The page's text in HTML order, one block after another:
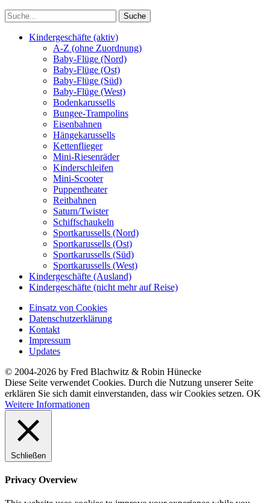
Kindergeschäfte (aktiv)
A-Z (ohne Zuordnung)
Baby-Flüge (Nord)
Baby-Flüge (Ost)
Baby-Flüge (Süd)
Baby-Flüge (West)
Bodenkarussells
Bungee-Trampolins
Eisenbahnen
Hängekarussells
Kettenflieger
Mini-Riesenräder
Kinderschleifen
Mini-Scooter
Puppentheater
Reitbahnen
Saturn/Twister
Schiffschaukeln
Sportkarussells (Nord)
Sportkarussells (Ost)
Sportkarussells (Süd)
Sportkarussells (West)
Kindergeschäfte (Ausland)
Kindergeschäfte (nicht mehr auf Reise)
Einsatz von Cookies
Datenschutzerklärung
Kontakt
Impressum
Updates
© 2004-2026 by Fred Blachwitz & Robin Hünecke
Diese Seite verwendet Cookies. Durch die Nutzung unserer Seite
erklären Sie sich damit einverstanden, dass wir Cookies setzen. OK
Weitere Informationen
Schließen
Privacy Overview